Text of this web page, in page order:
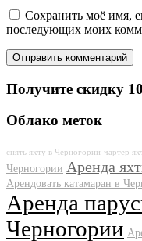
Сохранить моё имя,
последующих моих
Получите скидку
Облако меток
снять яхту в Черногории чартер
Черногории Аренда
Арендовать катамаран в
Аренда
Черногории